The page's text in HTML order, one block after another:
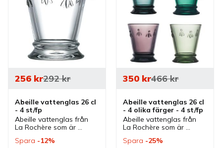
Abeille vattenglas 26 cl
- 4 st/fp
Abeille vattenglas från
La Rochère som är
napoleonbin. Glas som är
256kr292kr
Spara 12%
Abeille vattenglas 26 cl
- 4 olika färger - 4 st/fp
Abeille vattenglas från
La Rochère som är
napoleonbin. Glas i paket
350kr466kr
Spara 25%